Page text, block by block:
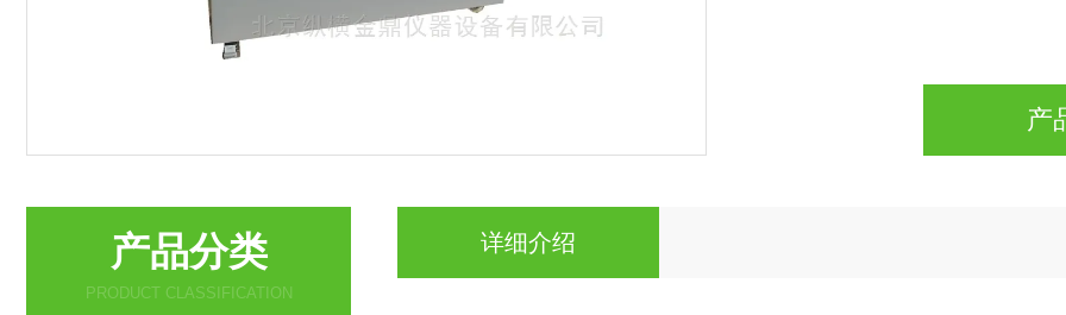
产
产品分类
PRODUCT CLASSIFICATION
详细介绍